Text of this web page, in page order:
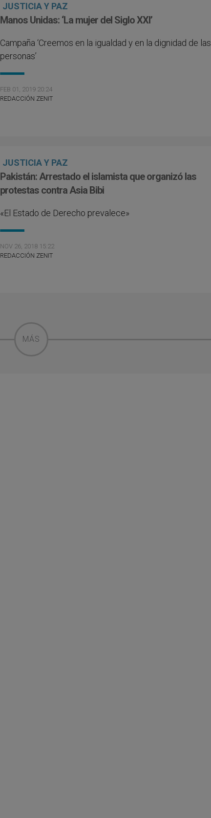
JUSTICIA Y PAZ
Manos Unidas: ‘La mujer del Siglo XXI’
Campaña ‘Creemos en la igualdad y en la dignidad de las
personas’
FEB 01, 2019 20:24
REDACCIÓN ZENIT
JUSTICIA Y PAZ
Pakistán: Arrestado el islamista que organizó las
protestas contra Asia Bibi
«El Estado de Derecho prevalece»
NOV 26, 2018 15:22
REDACCIÓN ZENIT
MÁS